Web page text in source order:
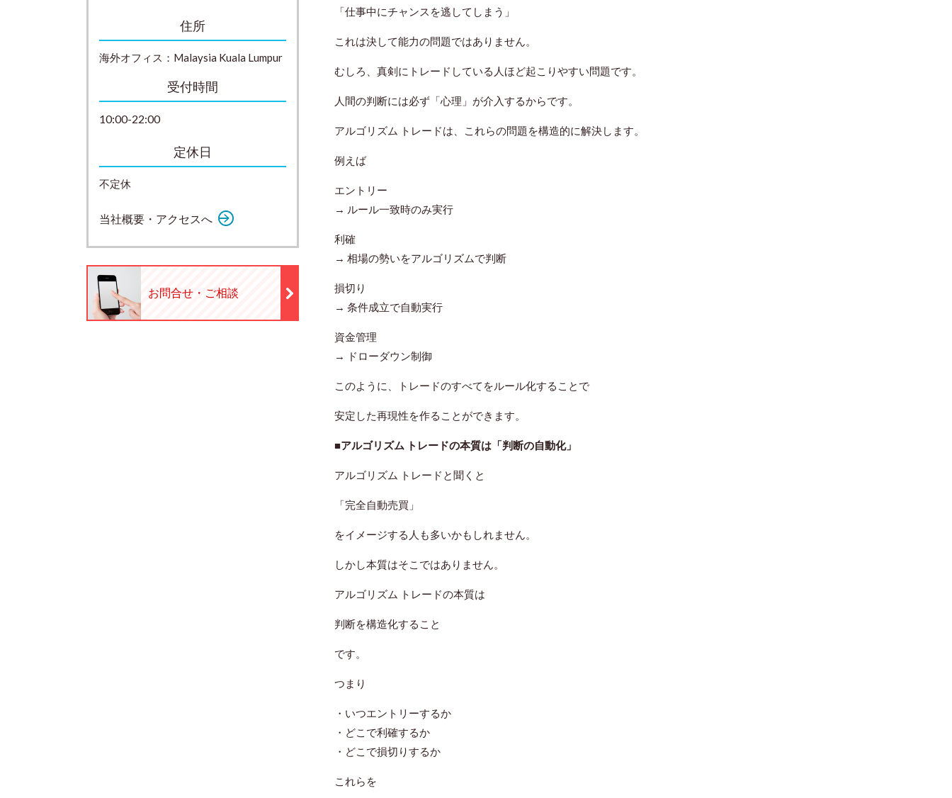
「仕事中にチャンスを逃してしまう」
これは決して能力の問題ではありません。
むしろ、真剣にトレードしている人ほど起こりやすい問題です。
人間の判断には必ず「心理」が介入するからです。
アルゴリズム トレードは、これらの問題を構造的に解決します。
例えば
エントリー
→ ルール一致時のみ実行
利確
→ 相場の勢いをアルゴリズムで判断
損切り
→ 条件成立で自動実行
資金管理
→ ドローダウン制御
このように、トレードのすべてをルール化することで
安定した再現性を作ることができます。
■アルゴリズム トレードの本質は「判断の自動化」
アルゴリズム トレードと聞くと
「完全自動売買」
をイメージする人も多いかもしれません。
しかし本質はそこではありません。
アルゴリズム トレードの本質は
判断を構造化すること
です。
つまり
・いつエントリーするか
・どこで利確するか
・どこで損切りするか
これらを
住所
海外オフィス： Malaysia Kuala Lumpur
受付時間
10:00-22:00
定休日
不定休
当社概要・アクセスへ
お問合せ・ご相談